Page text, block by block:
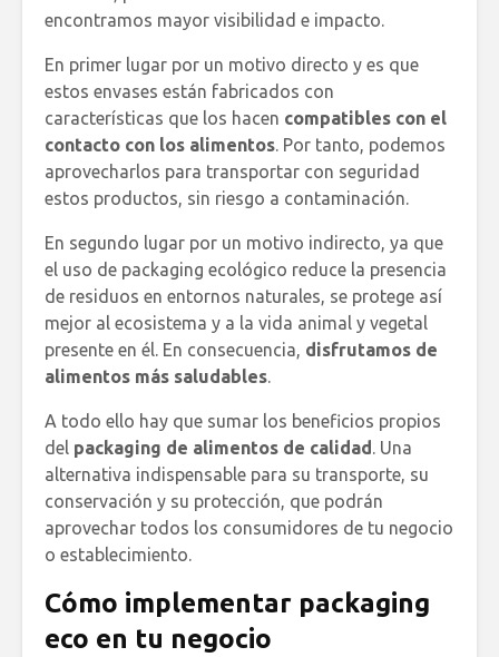
encontramos mayor visibilidad e impacto.
En primer lugar por un motivo directo y es que
estos envases están fabricados con
características que los hacen compatibles con el
contacto con los alimentos . Por tanto, podemos
aprovecharlos para transportar con seguridad
estos productos, sin riesgo a contaminación.
En segundo lugar por un motivo indirecto, ya que
el uso de packaging ecológico reduce la presencia
de residuos en entornos naturales, se protege así
mejor al ecosistema y a la vida animal y vegetal
presente en él. En consecuencia, disfrutamos de
alimentos más saludables
A todo ello hay que sumar los beneficios propios
del packaging de alimentos de calidad . Una
alternativa indispensable para su transporte, su
conservación y su protección, que podrán
aprovechar todos los consumidores de tu negocio
o establecimiento.
Cómo implementar packaging
eco en tu negocio